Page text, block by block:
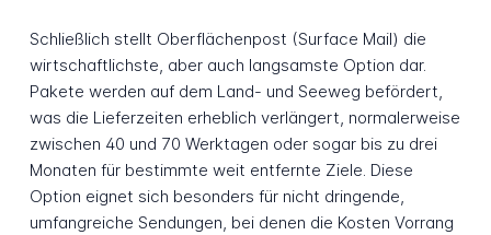
Schließlich stellt Oberflächenpost (Surface Mail) die
wirtschaftlichste, aber auch langsamste Option dar.
Pakete werden auf dem Land- und Seeweg befördert,
was die Lieferzeiten erheblich verlängert, normalerweise
zwischen 40 und 70 Werktagen oder sogar bis zu drei
Monaten für bestimmte weit entfernte Ziele. Diese
Option eignet sich besonders für nicht dringende,
umfangreiche Sendungen, bei denen die Kosten Vorrang